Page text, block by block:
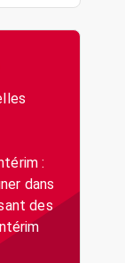
:
dans
des